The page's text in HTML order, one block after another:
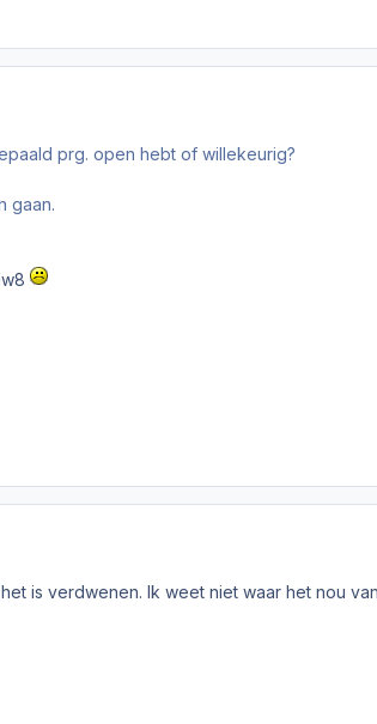
prg. open hebt of willekeurig?
gaan.
is verdwenen. Ik weet niet waar het nou